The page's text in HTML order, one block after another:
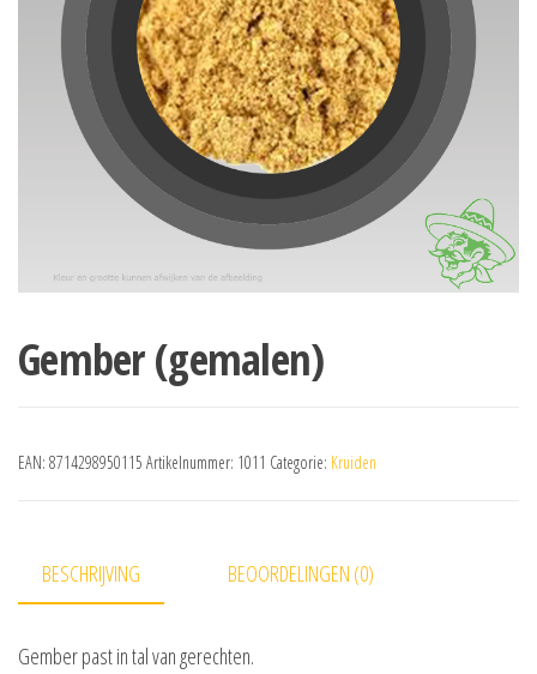
Gember (gemalen)
EAN: 8714298950115 Artikelnummer: 1011 Categorie: Kruiden
BESCHRIJVING BEOORDELINGEN (0)
Gember past in tal van gerechten.